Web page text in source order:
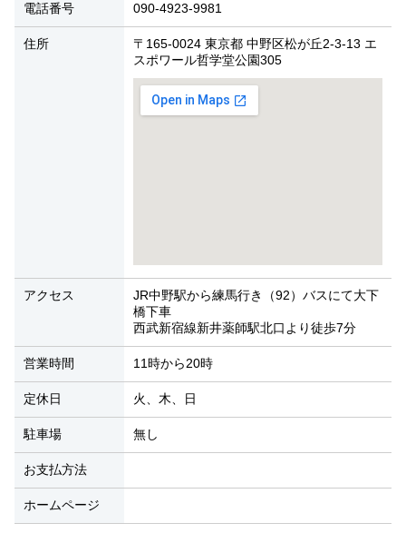
電話番号 090-4923-9981
住所
〒165-0024 東京都 中野区松が丘2-3-13 エ
スポワール哲学堂公園305
アクセス
JR中野駅から練馬行き（92）バスにて大下
橋下車
西武新宿線新井薬師駅北口より徒歩7分
営業時間 11時から20時
定休日 火、木、日
駐車場 無し
お支払方法
ホームページ